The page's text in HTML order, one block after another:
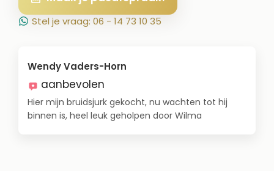
Stel je vraag: 06 - 14 73 10 35
Wendy Vaders-Horn
aanbevolen
Hier mijn bruidsjurk gekocht, nu wachten tot hij
binnen is, heel leuk geholpen door Wilma